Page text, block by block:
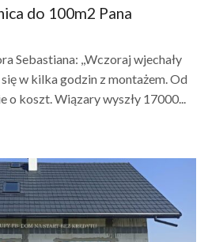
do 100m2 Pana
Sebastiana: ,,Wczoraj wjechały
w kilka godzin z montażem. Od
koszt. Wiązary wyszły 17000...